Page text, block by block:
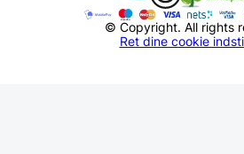
© Copyright. All rights
Ret dine cookie